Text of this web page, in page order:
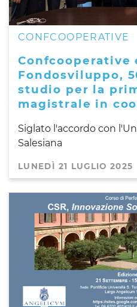
CONFCOOPERATIVE
Confcooperative
Fondosviluppo,
studio per la
magistrale in
Siglato l'accordo con
Salesiana
LUNEDÌ 21 LUGLIO 2025